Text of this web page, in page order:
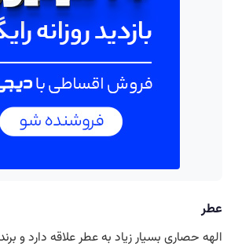
عطر
الهه حصاری بسیار زیاد به عطر علاقه دارد و